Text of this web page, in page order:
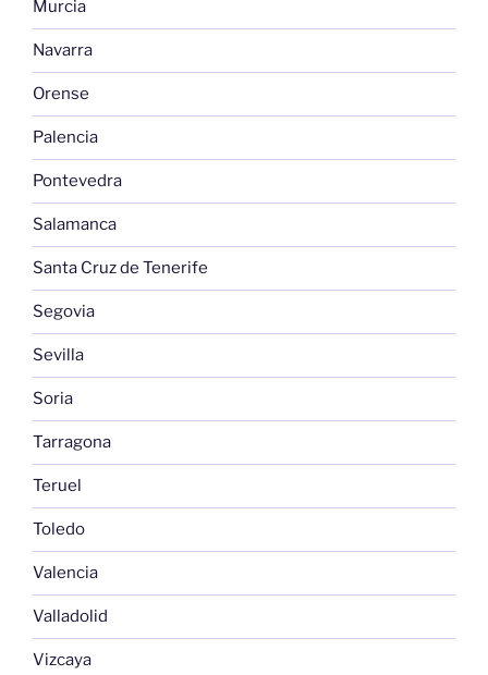
Murcia
Navarra
Orense
Palencia
Pontevedra
Salamanca
Santa Cruz de Tenerife
Segovia
Sevilla
Soria
Tarragona
Teruel
Toledo
Valencia
Valladolid
Vizcaya